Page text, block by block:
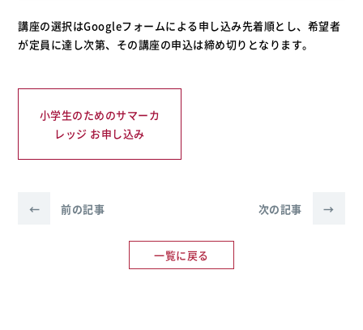
講座の選択はGoogleフォームによる申し込み先着順とし、希望者
が定員に達し次第、その講座の申込は締め切りとなります。
小学生のためのサマーカ
レッジ お申し込み
← 前の記事
一覧に戻る
次の記事 →